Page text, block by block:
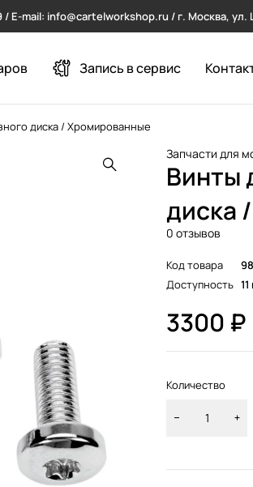
/ E-mail: info@cartelworkshop.ru / г. Москва,
Запись в сервис
диска / Хромированные
Запчасти для
Винты
диска
0 отзывов
Код товара
Доступность
3300 ₽
Количество